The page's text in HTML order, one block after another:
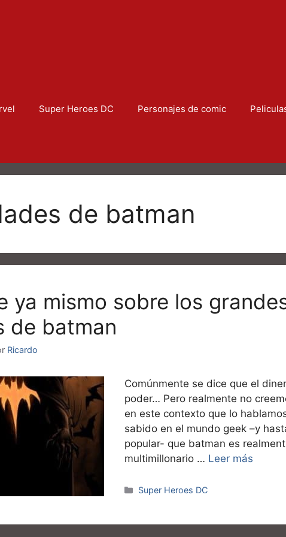
Super Heroes DC Personajes de comic
de batman
ya mismo sobre los
de batman
Ricardo
Comúnmente se dice que el
poder… Pero realmente no
en este contexto que lo
sabido en el mundo geek –y
popular- que batman es
multimillonario … Leer más
Categorías
Super Heroes DC